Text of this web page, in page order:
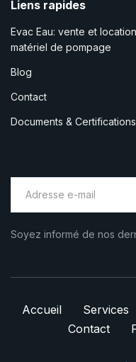
Liens rapides
Evac Eau: vente et
matériel de pompage
Blog
Contact
Documents & Certifications
Soyez informé de nos
Accueil Services
Contact